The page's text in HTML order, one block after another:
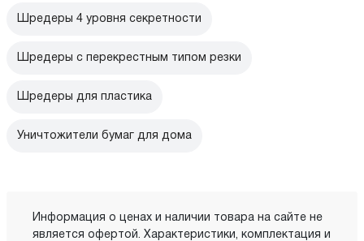
Шредеры 4 уровня секретности
Шредеры с перекрестным типом резки
Шредеры для пластика
Уничтожители бумаг для дома
Информация о ценах и наличии товара на сайте не
является офертой. Характеристики, комплектация и